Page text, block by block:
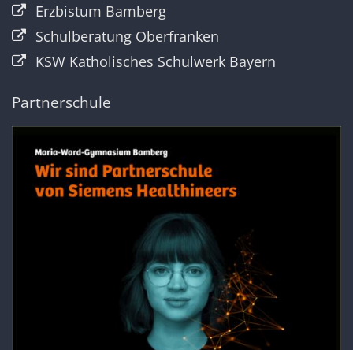
Erzbistum Bamberg
Schulberatung Oberfranken
KSW Katholisches Schulwerk Bayern
Partnerschule